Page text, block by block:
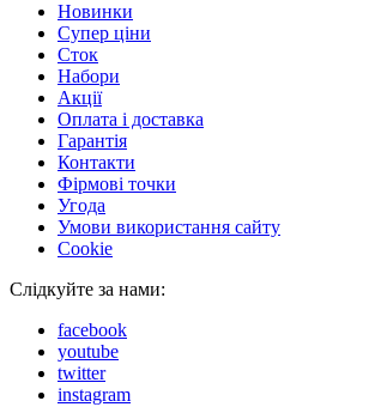
Новинки
Cупер ціни
Сток
Набори
Акції
Оплата і доставка
Гарантія
Контакти
Фірмові точки
Угода
Умови використання сайту
Cookie
Слідкуйте за нами:
facebook
youtube
twitter
instagram